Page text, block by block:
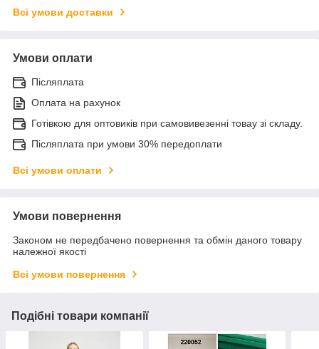
Всі умови доставки
Умови оплати
Післяплата
Оплата на рахунок
Готівкою для оптовиків при самовивезенні товау зі складу.
Післяплата при умови 30% передоплати
Всі умови оплати
Умови повернення
Законом не передбачено повернення та обмін даного товару
належної якості
Всі умови повернення
Подібні товари компанії